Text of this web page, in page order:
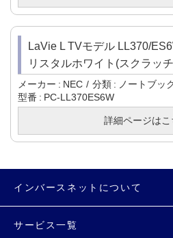
LaVie L TVモデル LL370/
リスタルホワイト(スクラッ
メーカー NEC 分類
ノートブッ
型番
PC-LL370ES6W
詳細ページはこ
インバースネットについて
サービス一覧